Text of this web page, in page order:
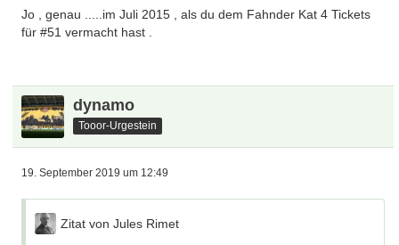
Jo , genau .....im Juli 2015 , als du dem Fahnder Kat 4 Tickets
für #51 vermacht hast .
dynamo
Tooor-Urgestein
19. September 2019 um 12:49
Zitat von Jules Rimet